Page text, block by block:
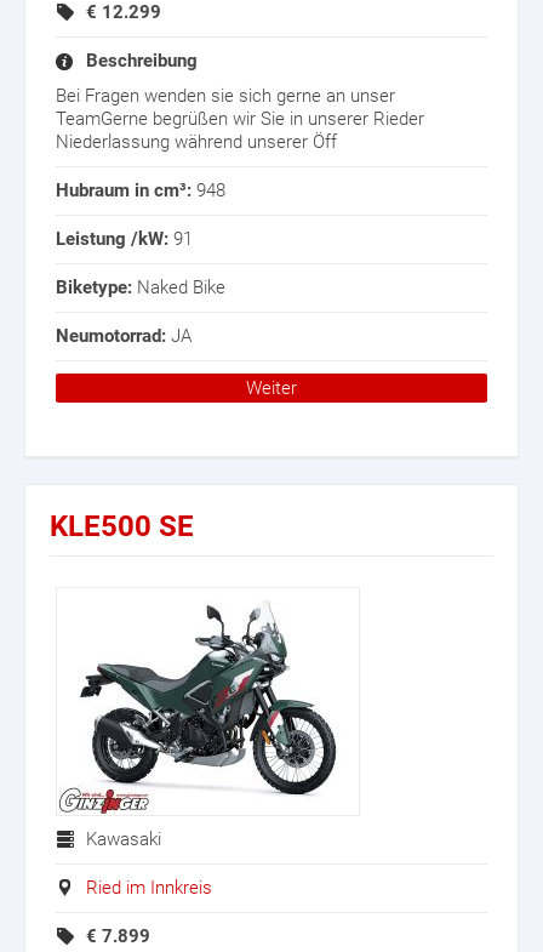
€ 12.299
Beschreibung
Bei Fragen wenden sie sich gerne an unser
TeamGerne begrüßen wir Sie in unserer Rieder
Niederlassung während unserer Öff
Hubraum in cm³: 948
Leistung /kW: 91
Biketype: Naked Bike
Neumotorrad: JA
Weiter
KLE500 SE
Kawasaki
Ried im Innkreis
€ 7.899